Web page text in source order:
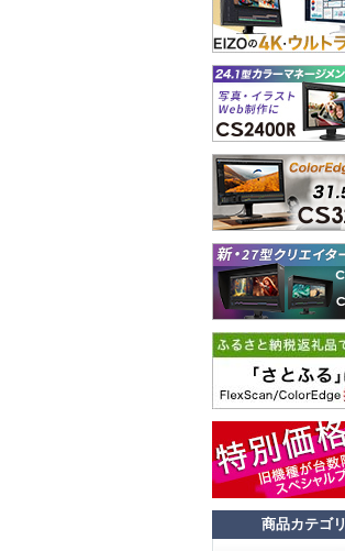
商品カテゴリ